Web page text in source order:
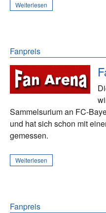
Weiterlesen
Fanpreis
Sammelsurium an FC-
und hat sich schon mit
gemessen.
Weiterlesen
Fanpreis